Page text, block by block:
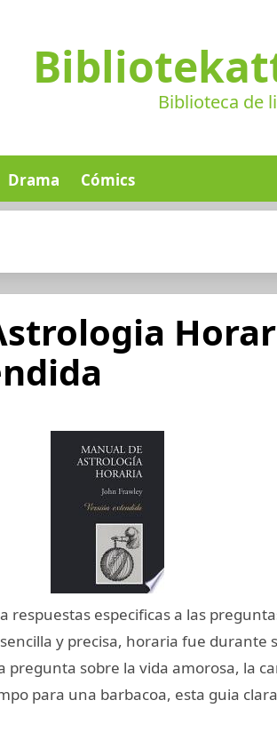
Biblioteca de
Drama Cómics
especificas a las
y precisa, horaria fue durante
pregunta sobre la vida amorosa, la
para una barbacoa, esta guia